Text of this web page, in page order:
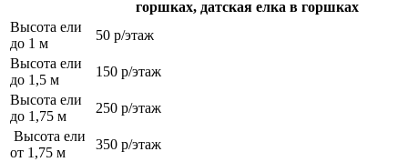
горшках, датская елка в горшках
Высота ели
до 1 м
50 р/этаж
Высота ели
до 1,5 м
150 р/этаж
Высота ели
до 1,75 м
250 р/этаж
Высота ели
от 1,75 м
350 р/этаж